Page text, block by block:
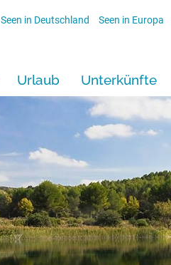
Seen in Deutschland Seen in Europa
Urlaub Unterkünfte